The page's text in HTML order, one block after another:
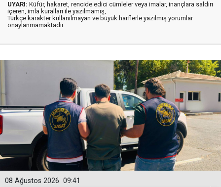
UYARI: Küfür, hakaret, rencide edici cümleler veya imalar, inançlara saldırı
içeren, imla kuralları ile yazılmamış,
Türkçe karakter kullanılmayan ve büyük harflerle yazılmış yorumlar
onaylanmamaktadır.
09:41
08 Ağustos 2026